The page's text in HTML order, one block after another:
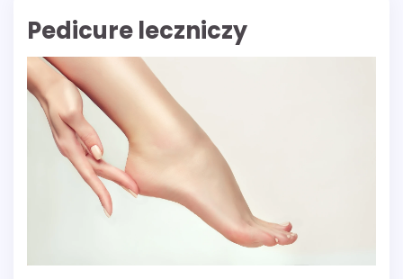
Pedicure leczniczy